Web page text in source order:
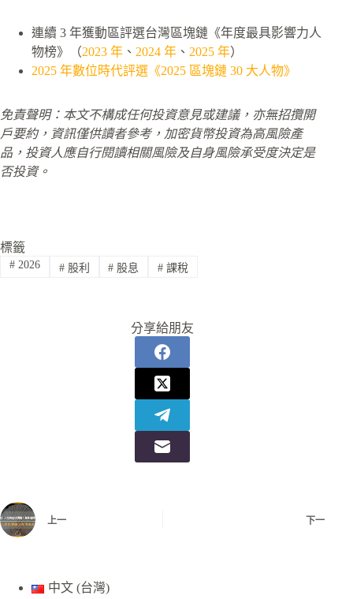
連續 3 年獲動區評選台灣區塊鏈《年度最具影響力人
物榜》（2023 年 、 2024 年 、 2025 年）
2025 年數位時代評選《2025 區塊鏈 30 大人物》
免責聲明：本文不構成任何投資意見或建議，亦無招攬開
戶要約，資訊僅供讀者參考，加密貨幣投資為高風險產
品，投資人應自行閱讀相關風險及自身風險承受度決定是
否投資。
標籤
#2026 #股利 # 股息 # 課稅
分享給朋友
上一 下一
中文 (台灣)